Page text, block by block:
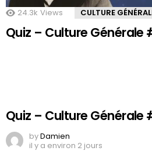
24.3k Views CULTURE
Quiz – Culture Générale
Quiz – Culture Générale
byDamien
il y a environ 2 jours